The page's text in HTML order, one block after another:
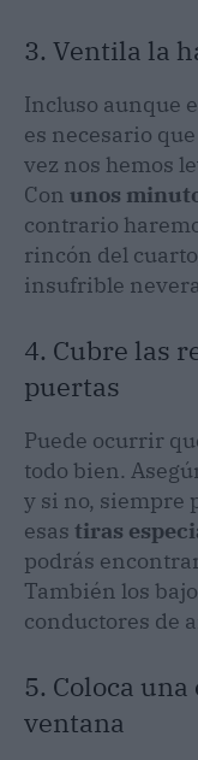
3. Ventila la
Incluso aunque
es necesario
vez nos hemos
Con unos
contrario
rincón del
insufrible
4. Cubre las
puertas
Puede ocurrir
todo bien.
y si no, siempre
esas tiras
podrás
También los
conductores de
5. Coloca
ventana